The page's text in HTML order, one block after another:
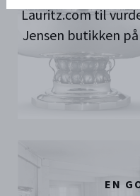
Lauritz.com til
Jensen butikken
EN